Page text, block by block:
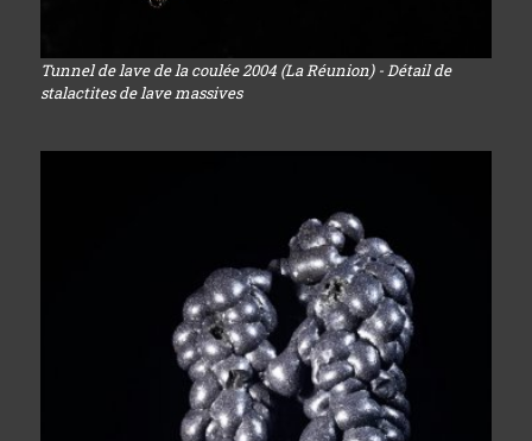
Tunnel de lave de la coulée 2004 (La Réunion) - Détail de
stalactites de lave massives